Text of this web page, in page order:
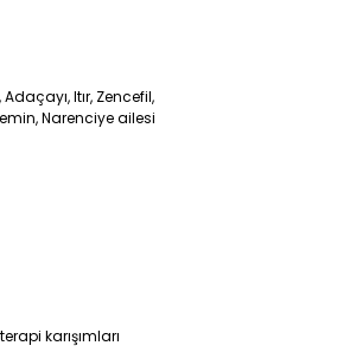
Adaçayı, Itır, Zencefil,
Narenciye ailesi
karışımları